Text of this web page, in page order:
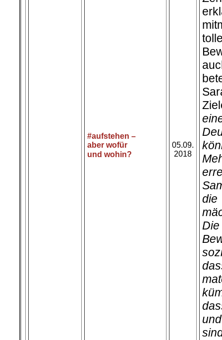
#aufstehen –
aber wofür
und wohin?
05.09.
2018
die